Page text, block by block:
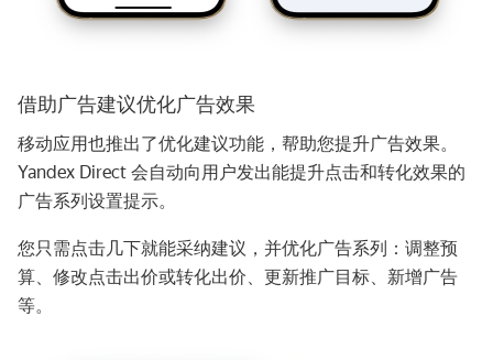
借助广告建议优化广告效果
移动应用也推出了优化建议功能，帮助您提升广告效果。
Yandex Direct 会自动向用户发出能提升点击和转化效果的
广告系列设置提示。
您只需点击几下就能采纳建议，并优化广告系列：调整预
算、修改点击出价或转化出价、更新推广目标、新增广告
等。